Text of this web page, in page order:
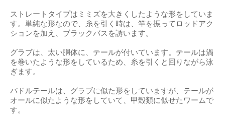
ストレートタイプはミミズを大きくしたような形をしていま
す。単純な形なので、糸を引く時は、竿を振ってロッドアク
ションを加え、ブラックバスを誘います。
グラブは、太い胴体に、テールが付いています。テールは渦
を巻いたような形をしているため、糸を引くと回りながら泳
ぎます。
パドルテールは、グラブに似た形をしていますが、テールが
オールに似たような形をしていて、甲殻類に似せたワームで
す。